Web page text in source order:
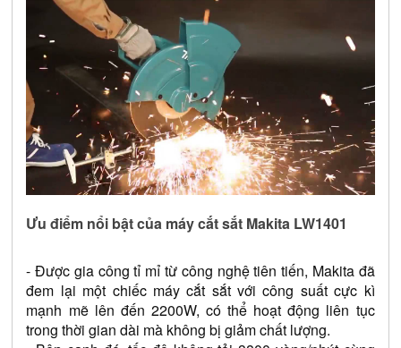
Ưu điểm nổi bật của máy cắt sắt Makita LW1401
- Được gia công tỉ mỉ từ công nghệ tiên tiến, Makita đã
đem lại một chiếc máy cắt sắt với công suất cực kì
mạnh mẽ lên đến 2200W, có thể hoạt động liên tục
trong thời gian dài mà không bị giảm chất lượng.